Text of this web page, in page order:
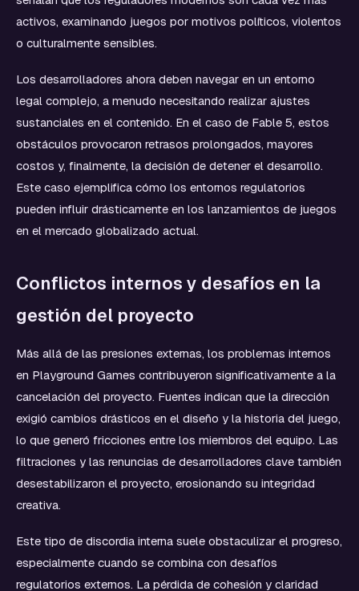
activos, examinando juegos por motivos políticos, violentos
o culturalmente sensibles.
Los desarrolladores ahora deben navegar en un entorno
legal complejo, a menudo necesitando realizar ajustes
sustanciales en el contenido. En el caso de Fable 5, estos
obstáculos provocaron retrasos prolongados, mayores
costos y, finalmente, la decisión de detener el desarrollo.
Este caso ejemplifica cómo los entornos regulatorios
pueden influir drásticamente en los lanzamientos de juegos
en el mercado globalizado actual.
Conflictos internos y desafíos en la
gestión del proyecto
Más allá de las presiones externas, los problemas internos
en Playground Games contribuyeron significativamente a la
cancelación del proyecto. Fuentes indican que la dirección
exigió cambios drásticos en el diseño y la historia del juego,
lo que generó fricciones entre los miembros del equipo. Las
filtraciones y las renuncias de desarrolladores clave también
desestabilizaron el proyecto, erosionando su integridad
creativa.
Este tipo de discordia interna suele obstaculizar el progreso,
especialmente cuando se combina con desafíos
regulatorios externos. La pérdida de cohesión y claridad